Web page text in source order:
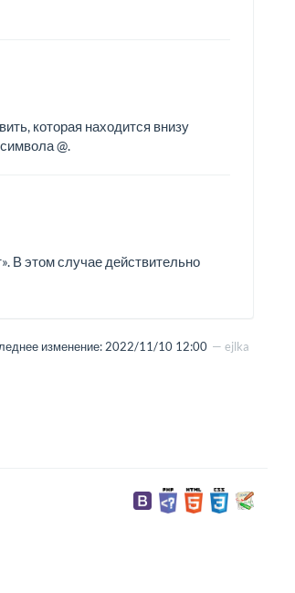
которая находится внизу
@.
В этом случае действительно
изменение:2022/11/10 12:00 — ejlka